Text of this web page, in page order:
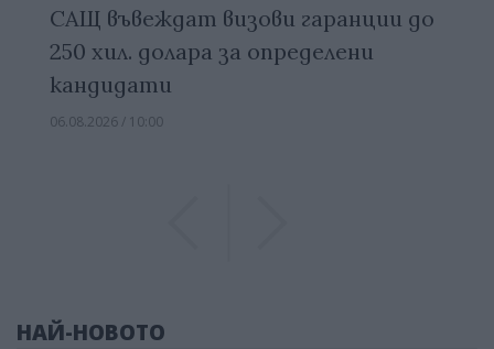
САЩ въвеждат визови гаранции до
250 хил. долара за определени
кандидати
06.08.2026 / 10:00
НАЙ-НОВОТО